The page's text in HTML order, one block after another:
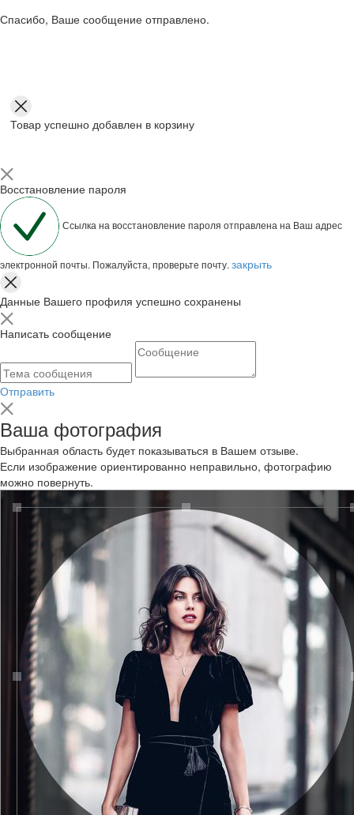
Спасибо, Ваше сообщение отправлено.
Товар успешно добавлен в корзину
Восстановление пароля
Ссылка на восстановление пароля отправлена на Ваш адрес
электронной почты. Пожалуйста, проверьте почту. закрыть
Данные Вашего профиля успешно сохранены
Написать сообщение
Отправить
Ваша фотография
Выбранная область будет показываться в Вашем отзыве.
Если изображение ориентированно неправильно, фотографию
можно повернуть.